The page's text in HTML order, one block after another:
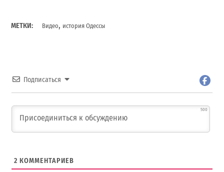
МЕТКИ: Видео, история Одессы
Подписаться
500
2 КОММЕНТАРИЕВ